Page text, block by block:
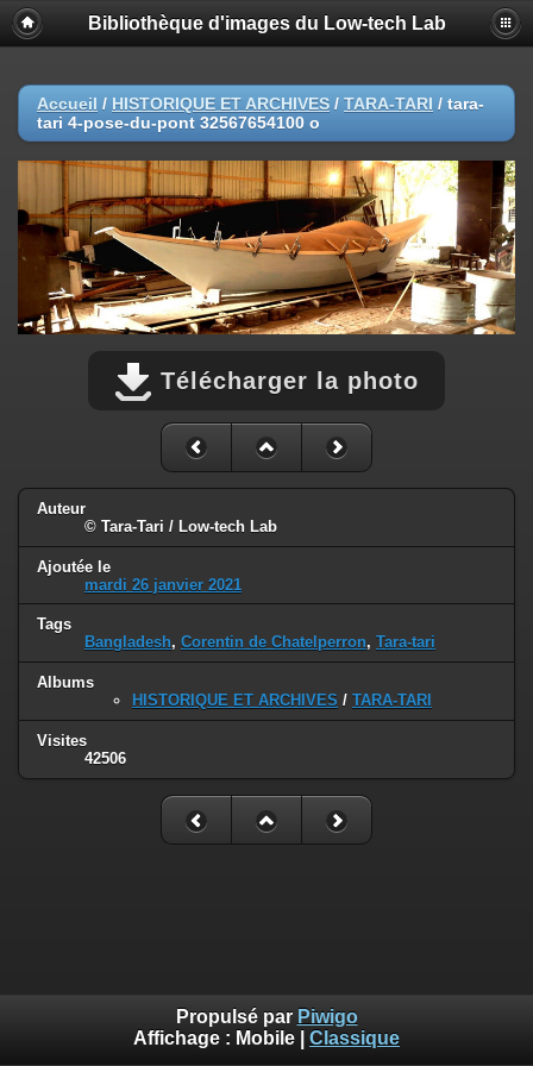
Bibliothèque d'images du Low-tech Lab
Accueil / HISTORIQUE ET ARCHIVES / TARA-TARI / tara-
tari 4-pose-du-pont 32567654100 o
Télécharger la photo
Auteur
© Tara-Tari / Low-tech Lab
Ajoutée le
mardi 26 janvier 2021
Tags
Bangladesh, Corentin de Chatelperron, Tara-tari
Albums
HISTORIQUE ET ARCHIVES / TARA-TARI
Visites
42506
Propulsé par Piwigo
Affichage : Mobile Classique